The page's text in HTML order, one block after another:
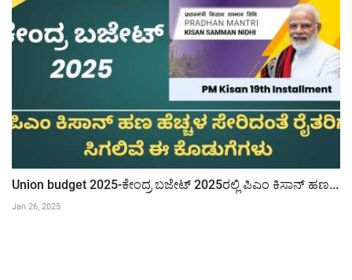
Union budget 2025-ಕೇಂದ್ರ ಬಜೇಟ್ 2025ರಲ್ಲಿ ಪಿಎಂ ಕಿಸಾನ್ ಹಣ...
Jan 26, 2025